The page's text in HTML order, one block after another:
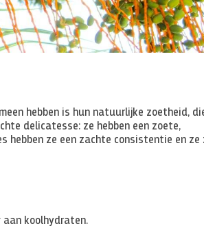
hebben is hun natuurlijke zoetheid,
delicatesse: ze hebben een zoete,
hebben ze een zachte consistentie en ze
aan koolhydraten.